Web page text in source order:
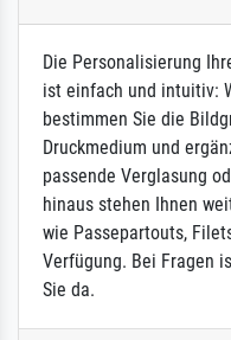
Die Personalisierung
ist einfach und intuitiv:
bestimmen Sie die
Druckmedium und
passende Verglasung
hinaus stehen Ihnen
wie Passepartouts,
Verfügung. Bei Fragen
Sie da.